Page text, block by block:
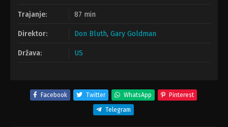
Trajanje: 87 min
Direktor: Don Bluth, Gary Goldman
Država: US
Facebook Twitter WhatsApp Pinterest
Telegram